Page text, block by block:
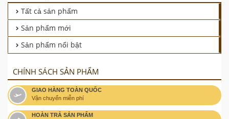
Tất cả sản phẩm
Sản phẩm mới
Sản phẩm nổi bật
CHÍNH SÁCH SẢN PHẨM
GIAO HÀNG TOÀN QUỐC
Vận chuyển miễn phí
HOÀN TRẢ SẢN PHẨM